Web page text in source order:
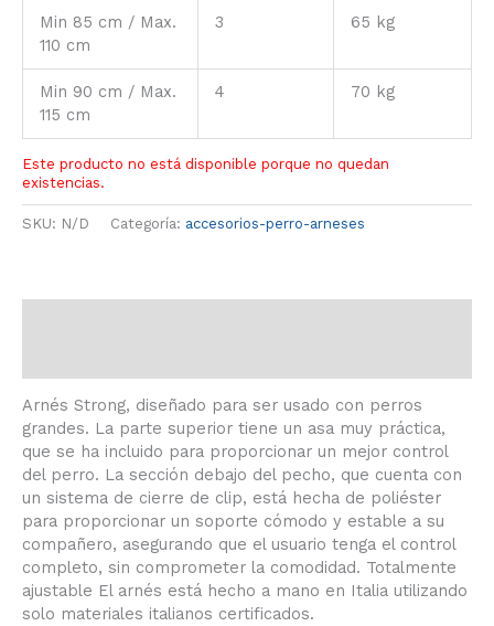
Min 85 cm / Max.
110 cm
3 65 kg
Min 90 cm / Max.
115 cm
4 70 kg
Este producto no está disponible porque no quedan
existencias.
SKU: N/D Categoría: accesorios-perro-arneses
Arnés Strong, diseñado para ser usado con perros
grandes. La parte superior tiene un asa muy práctica,
que se ha incluido para proporcionar un mejor control
del perro. La sección debajo del pecho, que cuenta con
un sistema de cierre de clip, está hecha de poliéster
para proporcionar un soporte cómodo y estable a su
compañero, asegurando que el usuario tenga el control
completo, sin comprometer la comodidad. Totalmente
ajustable El arnés está hecho a mano en Italia utilizando
solo materiales italianos certificados.